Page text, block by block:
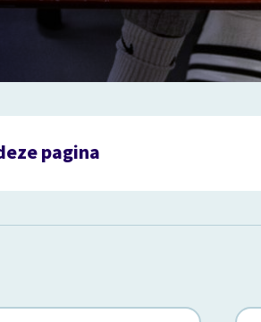
pagina
examen (vmbo)
examen (vmbo)